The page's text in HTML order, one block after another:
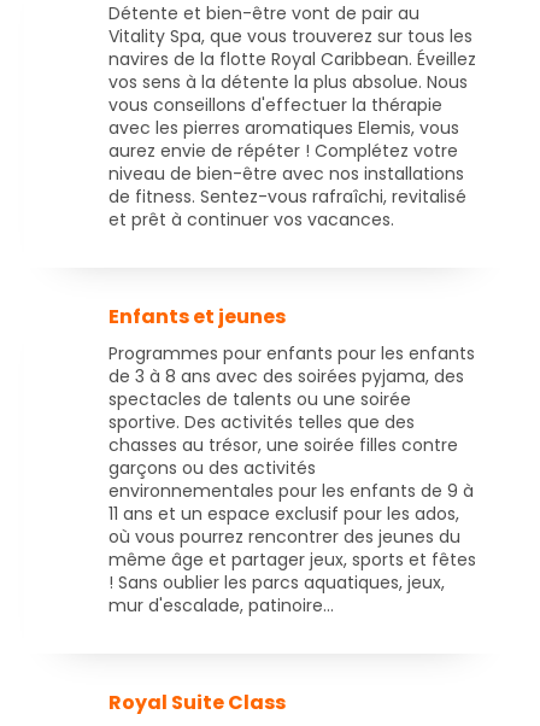
Détente et bien-être vont de pair au
Vitality Spa, que vous trouverez sur tous les
navires de la flotte Royal Caribbean. Éveillez
vos sens à la détente la plus absolue. Nous
vous conseillons d'effectuer la thérapie
avec les pierres aromatiques Elemis, vous
aurez envie de répéter ! Complétez votre
niveau de bien-être avec nos installations
de fitness. Sentez-vous rafraîchi, revitalisé
et prêt à continuer vos vacances.
Enfants et jeunes
Programmes pour enfants pour les enfants
de 3 à 8 ans avec des soirées pyjama, des
spectacles de talents ou une soirée
sportive. Des activités telles que des
chasses au trésor, une soirée filles contre
garçons ou des activités
environnementales pour les enfants de 9 à
11 ans et un espace exclusif pour les ados,
où vous pourrez rencontrer des jeunes du
même âge et partager jeux, sports et fêtes
! Sans oublier les parcs aquatiques, jeux,
mur d'escalade, patinoire...
Royal Suite Class